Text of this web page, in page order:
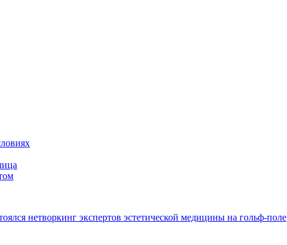
нетворкинг экспертов эстетической медицины на гольф-поле